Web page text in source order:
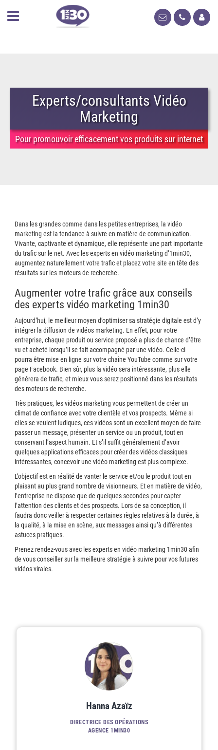
Experts/consultants Vidéo
Marketing
Pour promouvoir efficacement vos produits sur internet
Dans les grandes comme dans les petites entreprises, la vidéo
marketing est la tendance à suivre en matière de communication.
Vivante, captivante et dynamique, elle représente une part importante
du trafic sur le net. Avec les experts en vidéo marketing d’1min30,
augmentez naturellement votre trafic et placez votre site en tête des
résultats sur les moteurs de recherche.
Augmenter votre trafic grâce aux conseils
des experts vidéo marketing 1min30
Aujourd’hui, le meilleur moyen d’optimiser sa stratégie digitale est d’y
intégrer la diffusion de vidéos marketing. En effet, pour votre
entreprise, chaque produit ou service proposé a plus de chance d’être
vu et acheté lorsqu’il se fait accompagné par une vidéo. Celle-ci
pourra être mise en ligne sur votre chaîne YouTube comme sur votre
page Facebook. Bien sûr, plus la vidéo sera intéressante, plus elle
générera de trafic, et mieux vous serez positionné dans les résultats
des moteurs de recherche.
Très pratiques, les vidéos marketing vous permettent de créer un
climat de confiance avec votre clientèle et vos prospects. Même si
elles se veulent ludiques, ces vidéos sont un excellent moyen de faire
passer un message, présenter un service ou un produit, tout en
conservant l’aspect humain. Et s’il suffit généralement d’avoir
quelques applications efficaces pour créer des vidéos classiques
intéressantes, concevoir une vidéo marketing est plus complexe.
L’objectif est en réalité de vanter le service et/ou le produit tout en
plaisant au plus grand nombre de visionneurs. Et en matière de vidéo,
l’entreprise ne dispose que de quelques secondes pour capter
l’attention des clients et des prospects. Lors de sa conception, il
faudra donc veiller à respecter certaines règles relatives à la durée, à
la qualité, à la mise en scène, aux messages ainsi qu’à différentes
astuces pratiques.
Prenez rendez-vous avec les experts en vidéo marketing 1min30 afin
de vous conseiller sur la meilleure stratégie à suivre pour vos futures
vidéos virales.
Hanna Azaïz
DIRECTRICE DES OPÉRATIONS
AGENCE 1MIN30